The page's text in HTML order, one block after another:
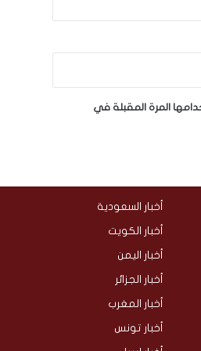
المرة المقبلة في
أخبار السعودية
أخبار الكويت
أخبار اليمن
أخبار الجزائر
أخبار المغرب
أخبار تونس